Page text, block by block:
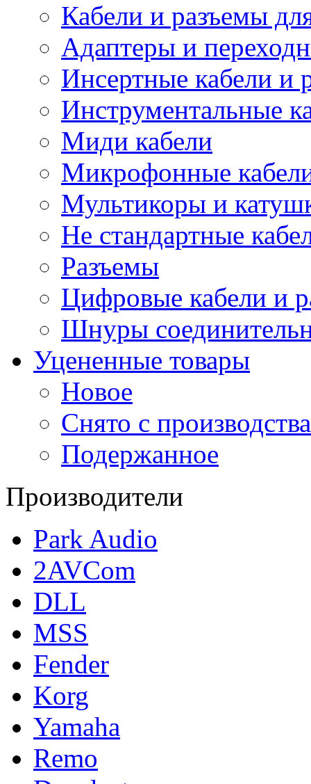
Кабели и разъемы
Адаптеры и
Инсертные кабели и
Инструментальные
Миди кабели
Микрофонные
Мультикоры и
Не стандартные
Разъемы
Цифровые кабели и
Шнуры
Уцененные товары
Новое
Снято с производства
Подержанное
Производители
Park Audio
2AVCom
DLL
MSS
Fender
Korg
Yamaha
Remo